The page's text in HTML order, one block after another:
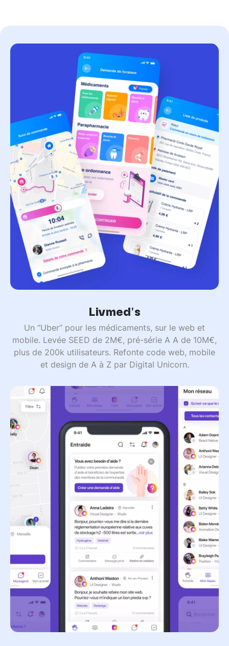
Livmed's
Un “Uber” pour les médicaments, sur le web et
mobile. Levée SEED de 2M€, pré-série A A de 10M€,
plus de 200k utilisateurs. Refonte code web, mobile
et design de A à Z par Digital Unicorn.